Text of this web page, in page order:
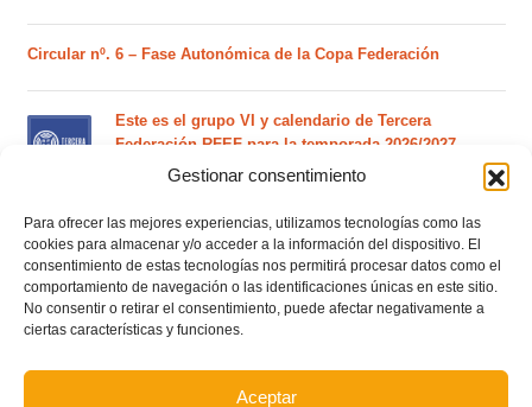
Gestionar consentimiento
Para ofrecer las mejores experiencias, utilizamos tecnologías como las
cookies para almacenar y/o acceder a la información del dispositivo. El
consentimiento de estas tecnologías nos permitirá procesar datos como el
comportamiento de navegación o las identificaciones únicas en este sitio.
No consentir o retirar el consentimiento, puede afectar negativamente a
ciertas características y funciones.
Aceptar
Circular nº. 6 – Fase Autonómica de la Copa Federación
Este es el grupo VI y calendario de Tercera
Federación RFEF para la temporada 2026/2027
Este es el grupo de la Lliga Autonòmica Juvenil de
fútbol sala de la temporada 2026/2027
El calendario del grupo VI de Tercera Federación